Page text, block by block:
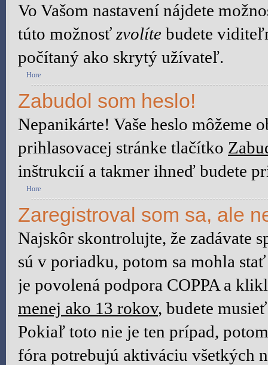
Vo Vašom nastavení nájdete
túto možnosť zvolíte budete
počítaný ako skrytý užívateľ.
Hore
Zabudol som heslo!
Nepanikárte! Vaše heslo môžeme
prihlasovacej stránke tlačítko
inštrukcií a takmer ihneď budete
Hore
Zaregistroval som sa, ale
Najskôr skontrolujte, že zadávate
sú v poriadku, potom sa mohla
je povolená podpora COPPA a
menej ako 13 rokov, budete
Pokiaľ toto nie je ten prípad,
fóra potrebujú aktiváciu všetkých